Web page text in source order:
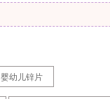
婴幼儿锌片